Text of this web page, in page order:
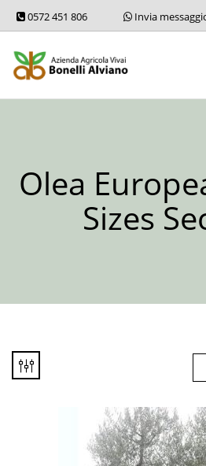
0572 451 806 Invia
Olea
Sizes